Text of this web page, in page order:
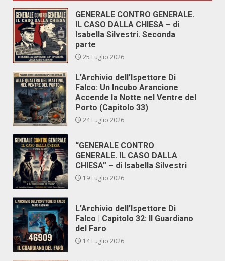
GENERALE CONTRO GENERALE.
IL CASO DALLA CHIESA – di
Isabella Silvestri. Seconda
parte
25 Luglio 2026
L’Archivio dell’Ispettore Di
Falco: Un Incubo Arancione
Accende la Notte nel Ventre del
Porto (Capitolo 33)
24 Luglio 2026
“GENERALE CONTRO
GENERALE. IL CASO DALLA
CHIESA” – di Isabella Silvestri
19 Luglio 2026
L’Archivio dell’Ispettore Di
Falco | Capitolo 32: Il Guardiano
del Faro
14 Luglio 2026